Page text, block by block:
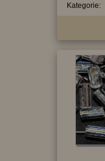
Kategorie: